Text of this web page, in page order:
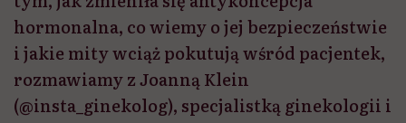
hormonalna, co wiemy o jej bezpieczeństwie
i jakie mity wciąż pokutują wśród pacjentek,
rozmawiamy z Joanną Klein
(@insta_ginekolog), specjalistką ginekologii i